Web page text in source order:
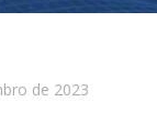
de 2023